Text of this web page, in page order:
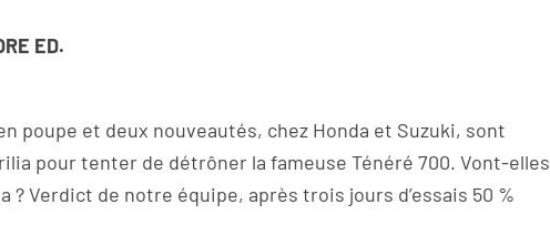
ED.
poupe et deux nouveautés, chez Honda et Suzuki, sont
pour tenter de détrôner la fameuse Ténéré 700. Vont-elles
? Verdict de notre équipe, après trois jours d’essais 50 %